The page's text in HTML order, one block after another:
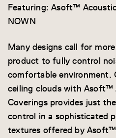
Featuring: Asoft™
NOWN
Many designs call for
product to fully control
comfortable environment.
ceiling clouds with Asoft™
Coverings provides just
control in a sophisticated
textures offered by